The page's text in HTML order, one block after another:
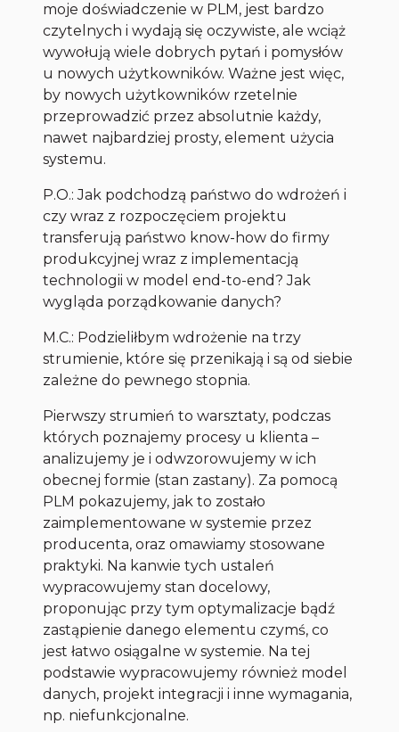
moje doświadczenie w PLM, jest bardzo
czytelnych i wydają się oczywiste, ale wciąż
wywołują wiele dobrych pytań i pomysłów
u nowych użytkowników. Ważne jest więc,
by nowych użytkowników rzetelnie
przeprowadzić przez absolutnie każdy,
nawet najbardziej prosty, element użycia
systemu.
P.O.: Jak podchodzą państwo do wdrożeń i
czy wraz z rozpoczęciem projektu
transferują państwo know-how do firmy
produkcyjnej wraz z implementacją
technologii w model end-to-end? Jak
wygląda porządkowanie danych?
M.C.: Podzieliłbym wdrożenie na trzy
strumienie, które się przenikają i są od siebie
zależne do pewnego stopnia.
Pierwszy strumień to warsztaty, podczas
których poznajemy procesy u klienta –
analizujemy je i odwzorowujemy w ich
obecnej formie (stan zastany). Za pomocą
PLM pokazujemy, jak to zostało
zaimplementowane w systemie przez
producenta, oraz omawiamy stosowane
praktyki. Na kanwie tych ustaleń
wypracowujemy stan docelowy,
proponując przy tym optymalizacje bądź
zastąpienie danego elementu czymś, co
jest łatwo osiągalne w systemie. Na tej
podstawie wypracowujemy również model
danych, projekt integracji i inne wymagania,
np. niefunkcjonalne.